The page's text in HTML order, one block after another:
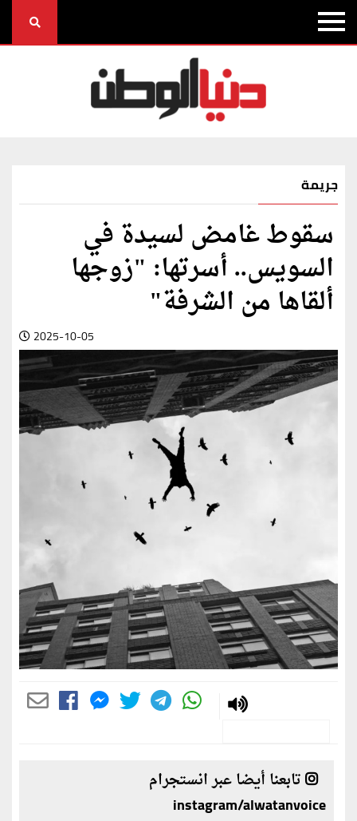
جريمة
سقوط غامض لسيدة في
السويس.. أسرتها: "زوجها
ألقاها من الشرفة"
2025-10-05
تابعنا أيضا عبر انستجرام
instagram/alwatanvoice